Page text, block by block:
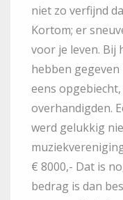
niet zo verfijnd
Kortom; er
voor je leven. Bij
hebben
eens opgebiecht,
overhandigden.
werd gelukkig
€ 8000,- Dat is
bedrag is dan